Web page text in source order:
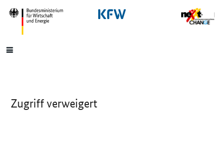
SrOnlyNavigation
Hauptmenü
Zugriff verweigert